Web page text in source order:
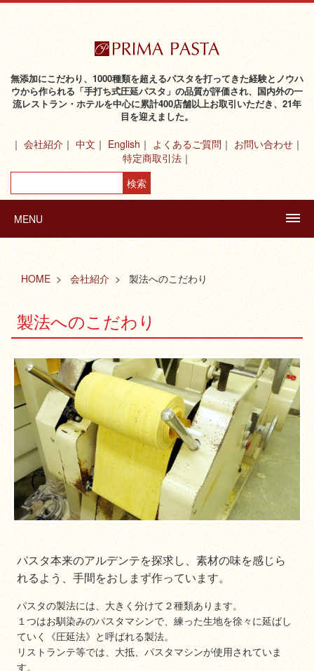
無添加にこだわり、1000種類を超えるパスタを打ってきた経験とノウハ
ウから作られる「手打ち式圧延パスタ」の品質が評価され、国内外の一
流レストラン・ホテルを中心に累計400店舗以上お取引いただき、21年
目を迎えました。
会社紹介 中文 English よくあるご質問
お問い合わせ
特定商取引法
MENU
HOME 会社紹介 製法へのこだわり
製法へのこだわり
パスタ本来のアルデンテを探求し、素材の味を感じら
れるよう、手間をおしまず作っています。
パスタの製法には、大きく分けて２種類あります。
１つはお馴染みのパスタマシンで、練った生地を徐々に延ばし
ていく《圧延法》と呼ばれる製法。
リストランテ等では、大抵、パスタマシンが使用されていま
す。